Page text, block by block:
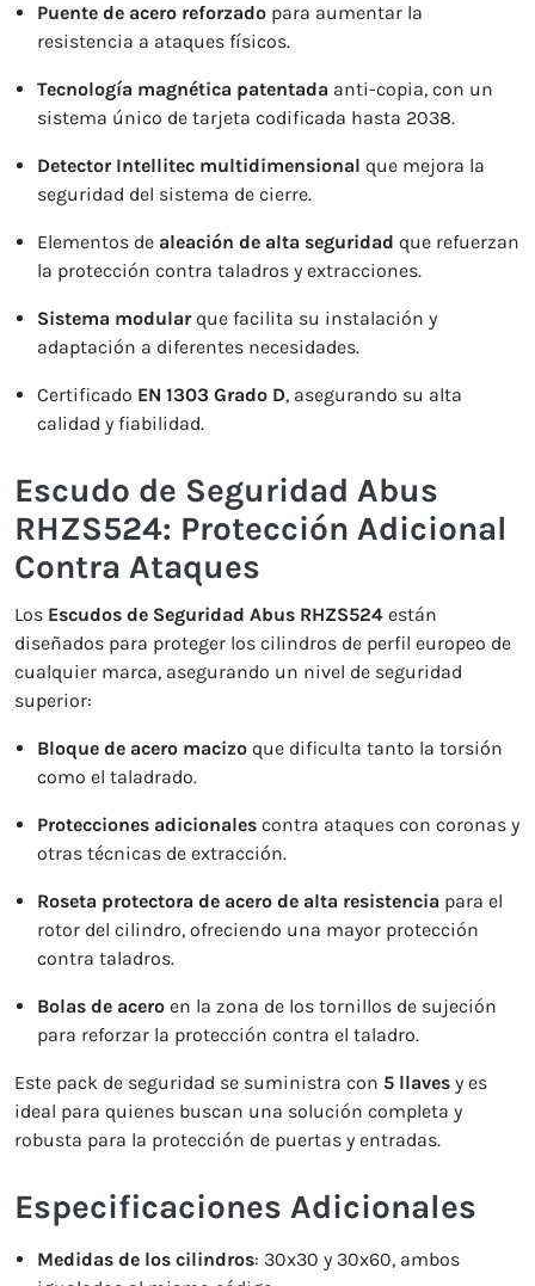
Puente de acero reforzado para aumentar la
resistencia a ataques físicos.
Tecnología magnética patentada anti-copia, con un
sistema único de tarjeta codificada hasta 2038.
Detector Intellitec multidimensional que mejora la
seguridad del sistema de cierre.
Elementos de aleación de alta seguridad que refuerzan
la protección contra taladros y extracciones.
Sistema modularque facilita su instalación y
adaptación a diferentes necesidades.
Certificado EN 1303 Grado D, asegurando su alta
calidad y fiabilidad.
Escudo de Seguridad Abus
RHZS524: Protección Adicional
Contra Ataques
Los Escudos de Seguridad Abus RHZS524 están
diseñados para proteger los cilindros de perfil europeo de
cualquier marca, asegurando un nivel de seguridad
superior:
Bloque de acero macizo que dificulta tanto la torsión
como el taladrado.
Protecciones adicionales contra ataques con coronas y
otras técnicas de extracción.
Roseta protectora de acero de alta resistencia para el
rotor del cilindro, ofreciendo una mayor protección
contra taladros.
Bolas de acero en la zona de los tornillos de sujeción
para reforzar la protección contra el taladro.
Este pack de seguridad se suministra con 5 llaves y es
ideal para quienes buscan una solución completa y
robusta para la protección de puertas y entradas.
Especificaciones Adicionales
Medidas de los cilindros: 30x30 y 30x60, ambos